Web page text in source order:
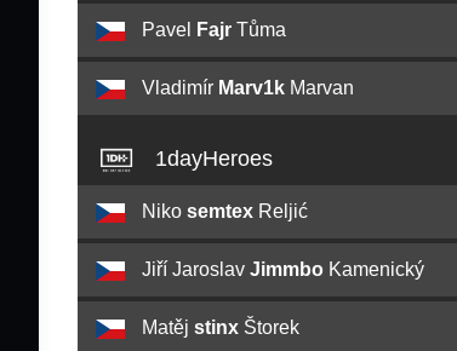
Pavel Fajr Tůma
Vladimír Marv1k Marvan
1dayHeroes
Niko semtex Reljić
Jiří Jaroslav Jimmbo Kamenický
Matěj stinx Štorek